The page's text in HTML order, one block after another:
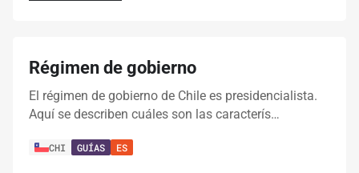
Régimen de gobierno
El régimen de gobierno de Chile es presidencialista.
Aquí se describen cuáles son las caracterís…
CHI GUÍAS ES